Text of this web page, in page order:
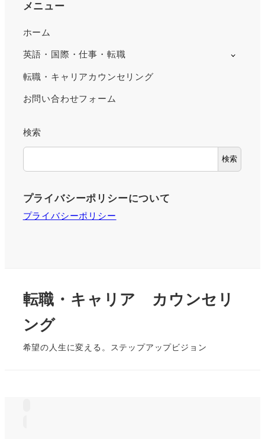
メニュー
ホーム
英語・国際・仕事・転職
転職・キャリアカウンセリング
お問い合わせフォーム
検索
検索
プライバシーポリシーについて
プライバシーポリシー
転職・キャリア カウンセリ
ング
希望の人生に変える。ステップアップビジョン